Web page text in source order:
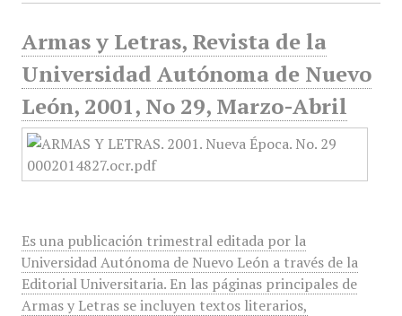
Armas y Letras, Revista de la
Universidad Autónoma de Nuevo
León, 2001, No 29, Marzo-Abril
Es una publicación trimestral editada por la
Universidad Autónoma de Nuevo León a través de la
Editorial Universitaria. En las páginas principales de
Armas y Letras se incluyen textos literarios,